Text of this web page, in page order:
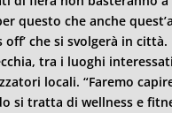
questo che anche
off’ che si svolgerà in
tra i luoghi
locali. “Faremo
si tratta di wellness e